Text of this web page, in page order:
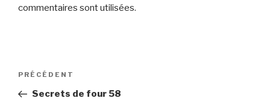
commentaires sont utilisées.
Navigation
l’article
Article
précédent
PRÉCÉDENT
Secrets de four 58